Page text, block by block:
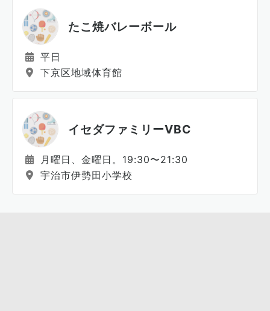
たこ焼バレーボール
平日
下京区地域体育館
イセダファミリーVBC
月曜日、金曜日。19:30〜21:30
宇治市伊勢田小学校